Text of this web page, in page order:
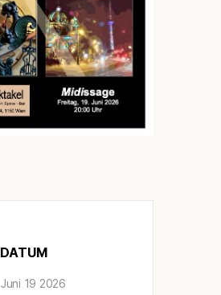
DATUM
Juni 19 2026